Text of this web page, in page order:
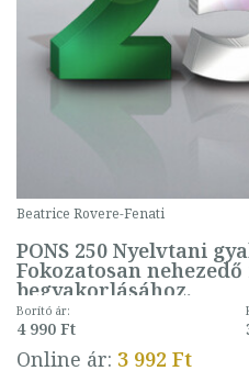
Beatrice Rovere-Fenati
PONS 250 Nyelvtani
Fokozatosan
begyakorlásához.
Borító ár:
4 990 Ft
Online ár: 3 992 Ft